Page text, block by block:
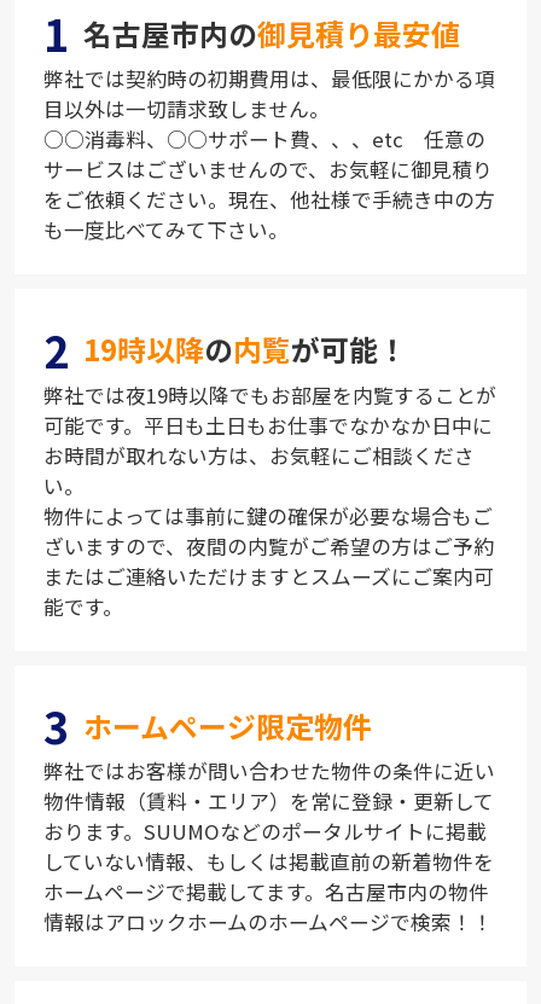
1 名古屋市内の御見積り最安値
弊社では契約時の初期費用は、最低限にかかる項
目以外は一切請求致しません。
○○消毒料、○○サポート費、、、etc 任意の
サービスはございませんので、お気軽に御見積り
をご依頼ください。現在、他社様で手続き中の方
も一度比べてみて下さい。
2 19時以降の内覧が可能！
弊社では夜19時以降でもお部屋を内覧することが
可能です。平日も土日もお仕事でなかなか日中に
お時間が取れない方は、お気軽にご相談くださ
い。
物件によっては事前に鍵の確保が必要な場合もご
ざいますので、夜間の内覧がご希望の方はご予約
またはご連絡いただけますとスムーズにご案内可
能です。
3 ホームページ限定物件
弊社ではお客様が問い合わせた物件の条件に近い
物件情報（賃料・エリア）を常に登録・更新して
おります。SUUMOなどのポータルサイトに掲載
していない情報、もしくは掲載直前の新着物件を
ホームページで掲載してます。名古屋市内の物件
情報はアロックホームのホームページで検索！！